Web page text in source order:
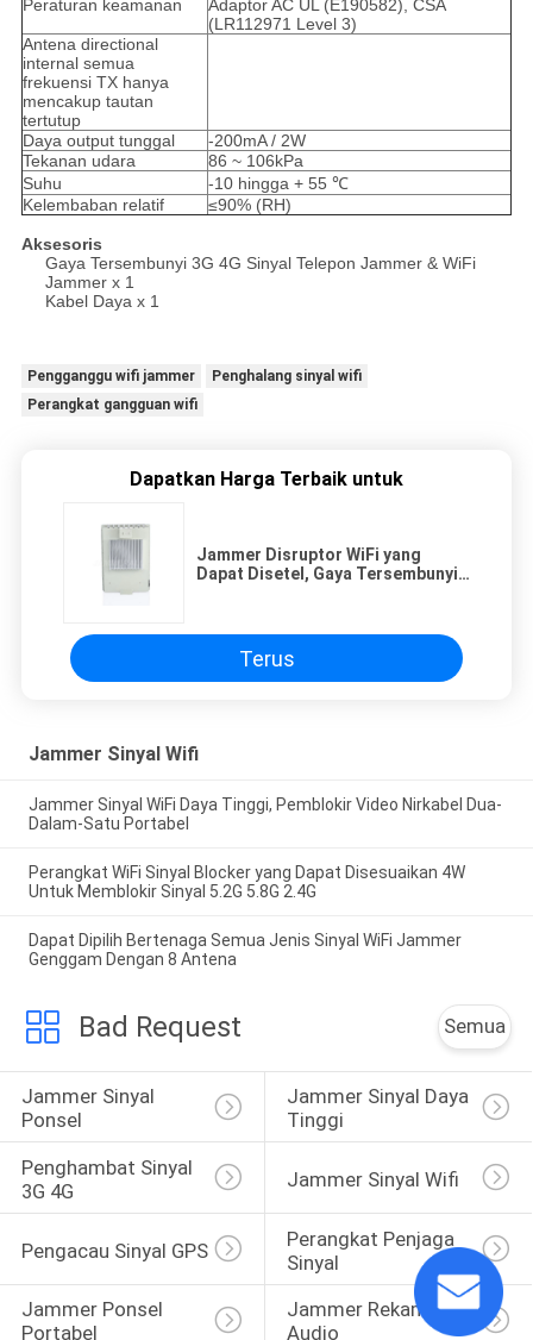
Peraturan keamanan
Adaptor AC UL (E190582), CSA
(LR112971 Level 3)
Antena directional
internal semua
frekuensi TX hanya
mencakup tautan
tertutup
Daya output tunggal
-200mA / 2W
Tekanan udara
86 ~ 106kPa
Suhu
-10 hingga + 55 ℃
Kelembaban relatif
≤90% (RH)
Aksesoris
Gaya Tersembunyi 3G 4G Sinyal Telepon Jammer & WiFi
Jammer x 1
Kabel Daya x 1
Pengganggu wifi jammer
Penghalang sinyal wifi
Perangkat gangguan wifi
Dapatkan Harga Terbaik untuk
Jammer Disruptor WiFi yang
Dapat Disetel, Gaya Tersembunyi
Terus
Jammer Sinyal Wifi
Jammer Sinyal WiFi Daya Tinggi, Pemblokir Video Nirkabel Dua-
Dalam-Satu Portabel
Perangkat WiFi Sinyal Blocker yang Dapat Disesuaikan 4W
Untuk Memblokir Sinyal 5.2G 5.8G 2.4G
Dapat Dipilih Bertenaga Semua Jenis Sinyal WiFi Jammer
Genggam Dengan 8 Antena
Bad Request Semua
Jammer Sinyal
Ponsel
Jammer Sinyal Daya
Tinggi
Penghambat Sinyal
3G 4G
Jammer Sinyal Wifi
Pengacau Sinyal GPS
Perangkat Penjaga
Sinyal
Jammer Ponsel
Portabel
Jammer Rekaman
Audio